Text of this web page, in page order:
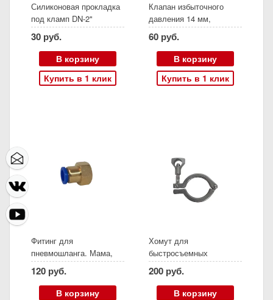
Силиконовая прокладка
под кламп DN-2"
30 руб.
В корзину
Купить в 1 клик
Клапан избыточного
давления 14 мм,
красный
60 руб.
В корзину
Купить в 1 клик
Фитинг для
пневмошланга. Мама,
Латунь, 12х8, резьба 1/2
120 руб.
В корзину
Хомут для
быстросъемных
соединений 1,5" (без
патрубков и прокладки)
200 руб.
В корзину